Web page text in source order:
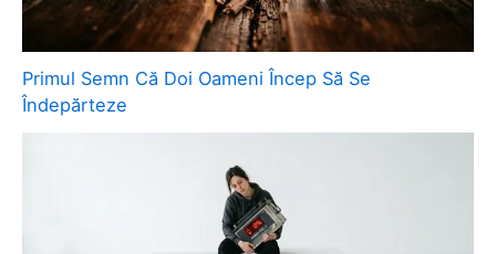
Primul Semn Că Doi Oameni Încep Să Se
Îndepărteze